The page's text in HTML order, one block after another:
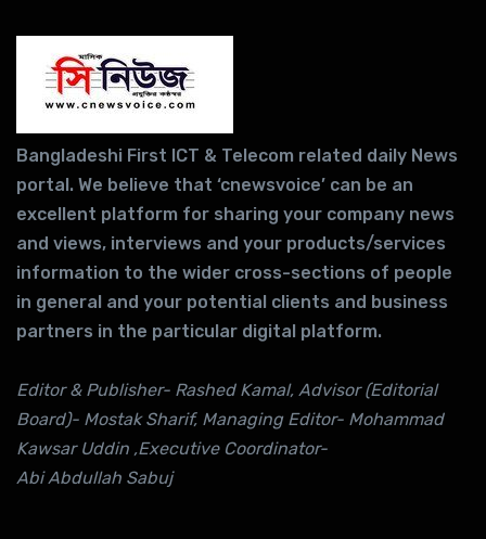
Bangladeshi First ICT & Telecom related daily News
portal. We believe that ‘cnewsvoice’ can be an
excellent platform for sharing your company news
and views, interviews and your products/services
information to the wider cross-sections of people
in general and your potential clients and business
partners in the particular digital platform.
Editor & Publisher- Rashed Kamal, Advisor (Editorial
Board)- Mostak Sharif, Managing Editor- Mohammad
Kawsar Uddin ,Executive Coordinator-
Abi Abdullah Sabuj